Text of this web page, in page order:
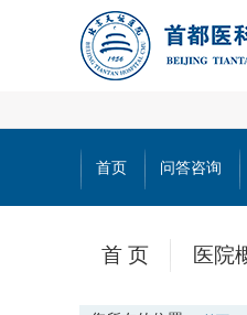
首页 问答咨询
首 页 医院